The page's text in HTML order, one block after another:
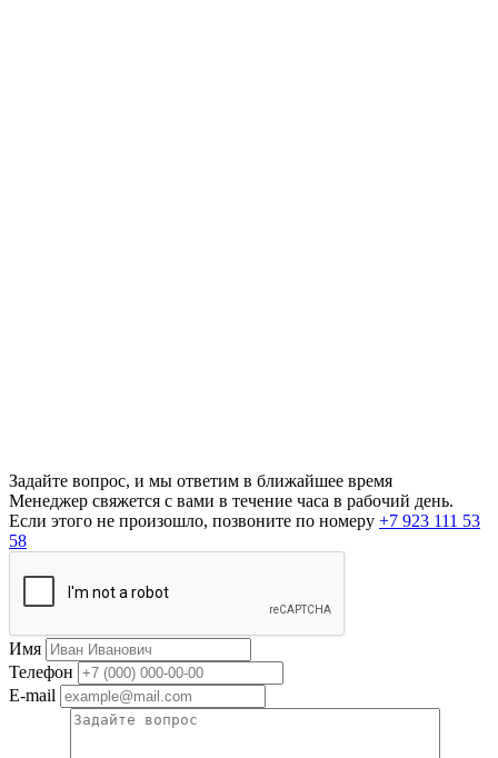
Задайте вопрос, и мы ответим в ближайшее время
Менеджер свяжется с вами в течение часа в рабочий день.
Если этого не произошло, позвоните по номеру +7 923 111 53
58
Имя
Телефон
E-mail